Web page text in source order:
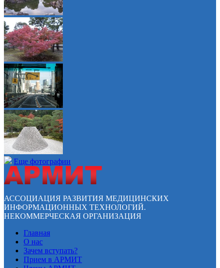
Еще фотографии
АССОЦИАЦИЯ РАЗВИТИЯ МЕДИЦИНСКИХ
ИНФОРМАЦИОННЫХ ТЕХНОЛОГИЙ.
НЕКОММЕРЧЕСКАЯ ОРГАНИЗАЦИЯ
Главная
О нас
Зачем вступать?
Прием в АРМИТ